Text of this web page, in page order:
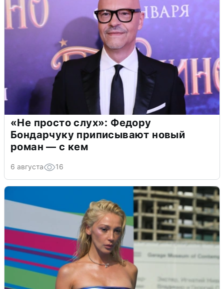
«Не просто слух»: Федору
Бондарчуку приписывают новый
роман — с кем
6 августа 16